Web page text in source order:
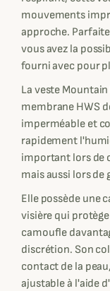
mouvements
approche.
vous avez la
fourni avec pour
La veste
membrane HWS
imperméable et
rapidement
important lors de
mais aussi lors
Elle possède une
visière qui
camoufle
discrétion. Son
contact de la
ajustable à l'aide